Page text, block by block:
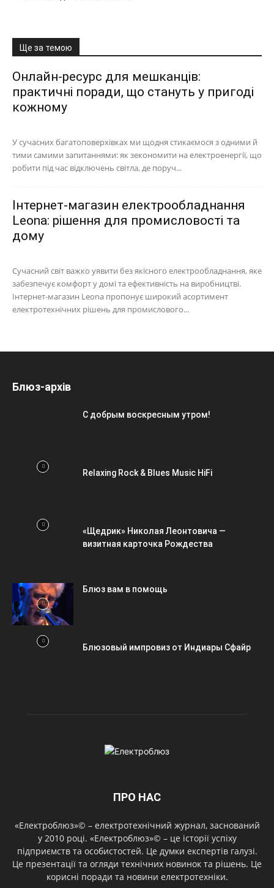
Ще за темою
Онлайн-ресурс для мешканців:
практичні поради, що стануть у пригоді
кожному
У сучасних багатоповерхівках ми щодня стикаємося з одними й
тими самими запитаннями: як зекономити на електроенергії, що
робити під час відключень світла, де поруч...
Інтернет-магазин електрообладнання
Leona: рішення для промисловості та
дому
Сучасний світ важко уявити без якісного електрообладнання, яке
забезпечує комфорт у домі та ефективність на виробництві.
Інтернет-магазин Leona пропонує широкий асортимент
електротехнічних рішень для промислового...
Блюз-архів
С добрым воскресным утром!
Relaxing Rock & Blues Music HiFi
«Щедрик» Николая Леонтовича —
визитная карточка Рождества
Блюз вам в помощь
Блюзовый импровиз от Индиары Сфайр
ПРО НАС
«Електроблюз»© – електротехнічний журнал, заснований
у 2010 році. «Електроблюз»© – це історії успіху
підприємств та особистостей. Це думки експертів галузі.
Це презентації та огляди технічних новинок та рішень. Це
корисні поради та новини електротехніки.